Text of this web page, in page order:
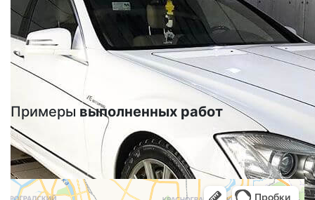
Примеры выполненных работ